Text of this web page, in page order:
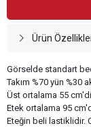
Ürün
Görselde standart
Takım %70 yün %30
Üst ortalama 55
Etek ortalama 95
Eteğin beli lastiklidir.